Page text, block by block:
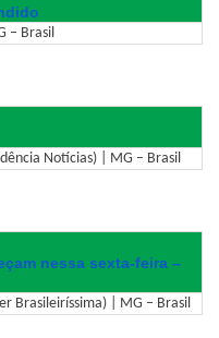
– Brasil
Notícias) | MG – Brasil
nessa sexta-feira –
Brasileiríssima) | MG – Brasil